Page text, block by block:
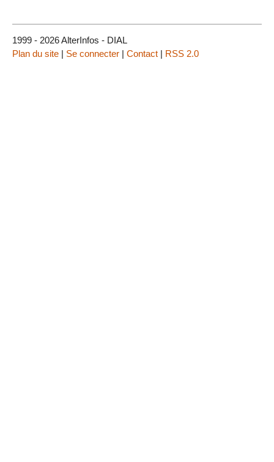
1999 - 2026 AlterInfos - DIAL
Plan du site | Se connecter | Contact | RSS 2.0